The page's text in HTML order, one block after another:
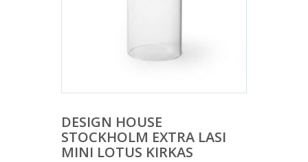
DESIGN HOUSE
STOCKHOLM EXTRA LASI
MINI LOTUS KIRKAS